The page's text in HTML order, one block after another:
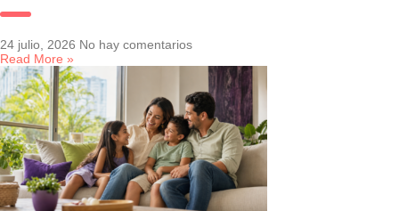
24 julio, 2026 No hay comentarios
Read More »